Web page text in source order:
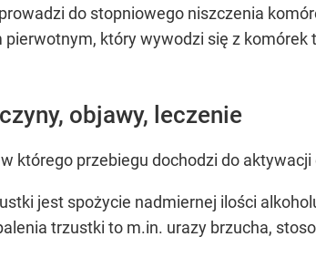
do stopniowego niszczenia
który wywodzi się z
objawy, leczenie
którego przebiegu dochodzi do
jest spożycie nadmiernej ilości
trzustki to m.in. urazy brzucha,